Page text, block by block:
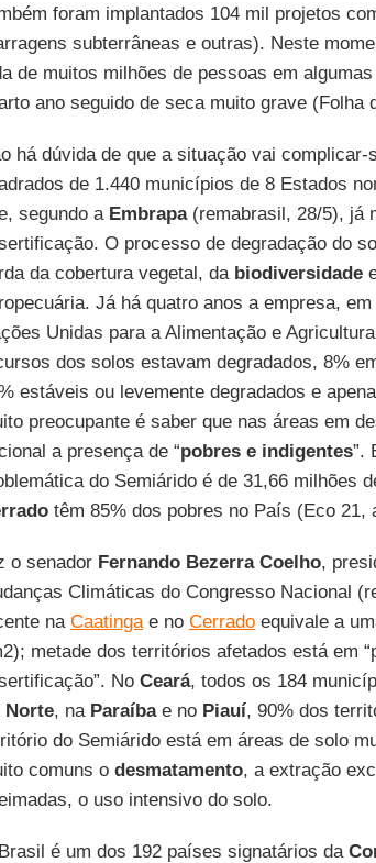
foram implantados 104 mil projetos
subterrâneas e outras). Neste
de muitos milhões de pessoas em
ano seguido de seca muito grave (Folha
há dúvida de que a situação vai
de 1.440 municípios de 8 Estados
segundo a Embrapa(remabrasil, 28/5), já
O processo de degradação do
da cobertura vegetal, da biodiversidade
Já há quatro anos a empresa,
Unidas para a Alimentação e
dos solos estavam degradados, 8%
estáveis ou levemente degradados e
preocupante é saber que nas áreas em
a presença de “pobres e indigentes”.
do Semiárido é de 31,66 milhões
têm 85% dos pobres no País (Eco 21,
o senador Fernando Bezerra Coelho,
Climáticas do Congresso Nacional
na Caatinga e no Cerradoequivale a
metade dos territórios afetados está em
No Ceará, todos os 184
Norte, na Paraíbae no Piauí, 90% dos
do Semiárido está em áreas de solo
comuns o desmatamento, a extração
o uso intensivo do solo.
é um dos 192 países signatários da